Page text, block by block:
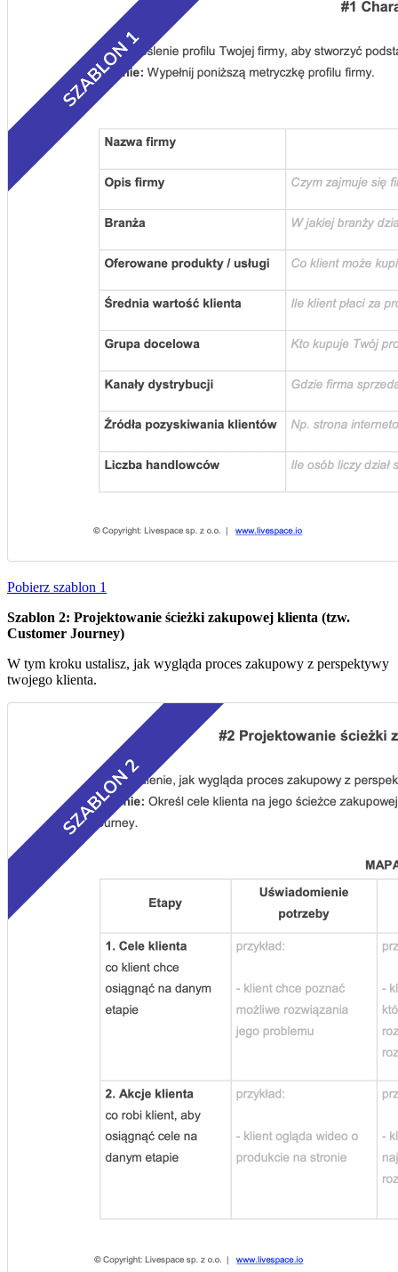
Pobierz szablon 1
Szablon 2: Projektowanie ścieżki zakupowej klienta (tzw.
Customer Journey)
W tym kroku ustalisz, jak wygląda proces zakupowy z perspektywy
twojego klienta.